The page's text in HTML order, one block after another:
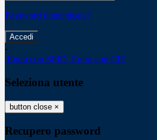
Password dimenticata?
-
Entra con SPID Entra con CIE
Seleziona utente
button close ×
Recupero password